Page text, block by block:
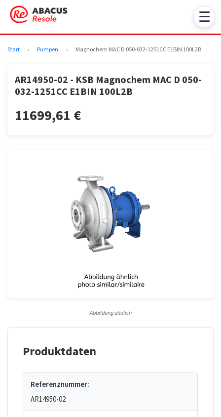
☰
Start › Pumpen › Magnochem MAC D 050-032-1251CC E1BIN 100L2B
AR14950-02 - KSB Magnochem MAC D 050-
032-1251CC E1BIN 100L2B
11699,61 €
Abbildung ähnlich
Produktdaten
Referenznummer:
AR14950-02